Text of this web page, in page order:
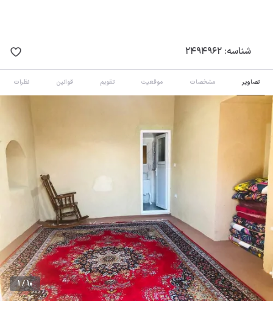
شناسه: 2494962
تصاویر مشخصات موقعیت تقویم قوانین نظرات
1 / 10